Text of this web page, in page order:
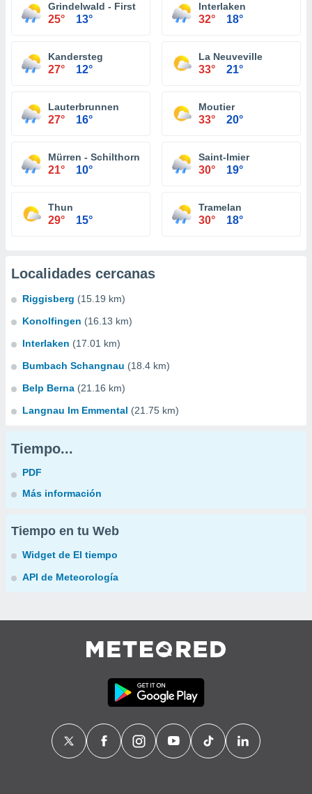
Grindelwald - First
25° 13°
Interlaken
32° 18°
Kandersteg
27° 12°
La Neuveville
33° 21°
Lauterbrunnen
27° 16°
Moutier
33° 20°
Mürren - Schilthorn
21° 10°
Saint-Imier
30° 19°
Thun
29° 15°
Tramelan
30° 18°
Localidades cercanas
Riggisberg (15.19 km)
Konolfingen (16.13 km)
Interlaken (17.01 km)
Bumbach Schangnau (18.4 km)
Belp Berna (21.16 km)
Langnau Im Emmental (21.75 km)
Tiempo...
PDF
Más información
Tiempo en tu Web
Widget de El tiempo
API de Meteorología